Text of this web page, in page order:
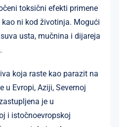
toksični efekti primene
ni kod životinja. Mogući
usta, mučnina i dijareja
koja raste kao parazit na
u Evropi, Aziji, Severnoj
je u
i istočnoevropskoj